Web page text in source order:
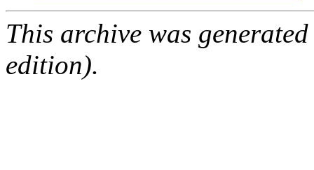
This archive was
edition).